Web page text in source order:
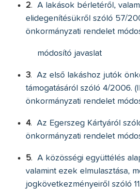
2.
A lakások bérletéről,
elidegenítésükről szóló 57/
önkormányzati rendelet
módosító javaslat
3.
Az első lakáshoz jutók
támogatásáról szóló 4/2006.
önkormányzati rendelet
4.
Az Egerszeg Kártyáról
önkormányzati rendelet
5.
A közösségi együttélés
valamint ezek elmulasztása,
jogkövetkezményeiről szóló 11/